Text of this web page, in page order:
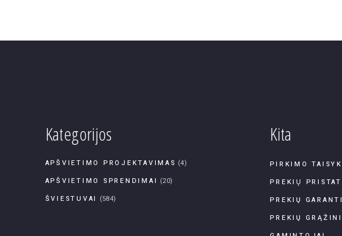
Kategorijos
APŠVIETIMO PROJEKTAVIMAS (4)
APŠVIETIMO SPRENDIMAI (20)
ŠVIESTUVAI (584)
Kita
PIRKIMO
PREKIŲ
PREKIŲ
PREKIŲ